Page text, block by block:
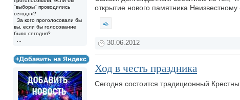
"выборы" проводились
сегодня?
За кого проголосовали бы
вы, если бы голосование
было сегодня?
открытие нового памятника
30.06.2012
Ход в честь праздника
Сегодня состоится традиционный